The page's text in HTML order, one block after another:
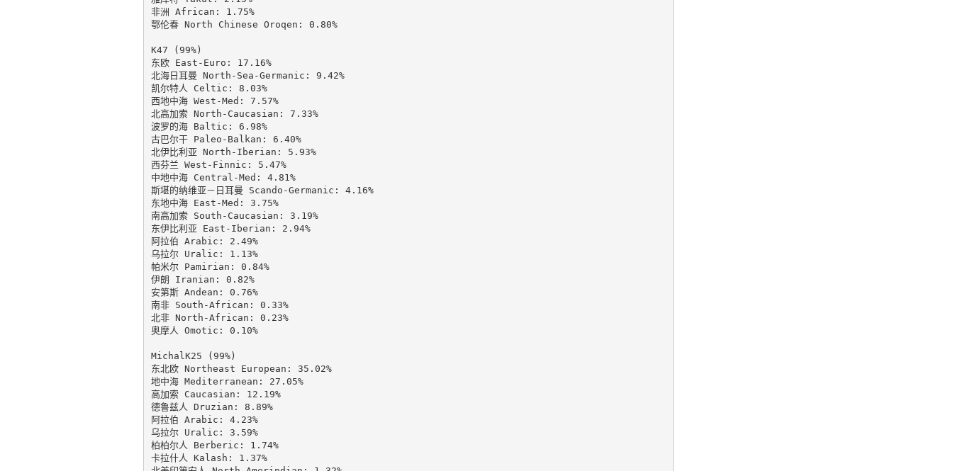
非洲 African: 1.75%
鄂伦春 North Chinese Oroqen: 0.80%
K47 (99%)
东欧 East-Euro: 17.16%
北海日耳曼 North-Sea-Germanic: 9.42%
凯尔特人 Celtic: 8.03%
西地中海 West-Med: 7.57%
北高加索 North-Caucasian: 7.33%
波罗的海 Baltic: 6.98%
古巴尔干 Paleo-Balkan: 6.40%
北伊比利亚 North-Iberian: 5.93%
西芬兰 West-Finnic: 5.47%
中地中海 Central-Med: 4.81%
斯堪的纳维亚－日耳曼 Scando-Germanic: 4.16%
东地中海 East-Med: 3.75%
南高加索 South-Caucasian: 3.19%
东伊比利亚 East-Iberian: 2.94%
阿拉伯 Arabic: 2.49%
乌拉尔 Uralic: 1.13%
帕米尔 Pamirian: 0.84%
伊朗 Iranian: 0.82%
安第斯 Andean: 0.76%
南非 South-African: 0.33%
北非 North-African: 0.23%
奥摩人 Omotic: 0.10%
MichalK25 (99%)
东北欧 Northeast European: 35.02%
地中海 Mediterranean: 27.05%
高加索 Caucasian: 12.19%
德鲁兹人 Druzian: 8.89%
阿拉伯 Arabic: 4.23%
乌拉尔 Uralic: 3.59%
柏柏尔人 Berberic: 1.74%
卡拉什人 Kalash: 1.37%